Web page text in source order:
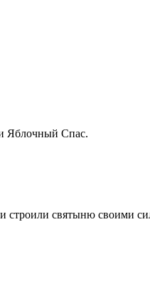
Яблочный Спас.
строили святыню своими